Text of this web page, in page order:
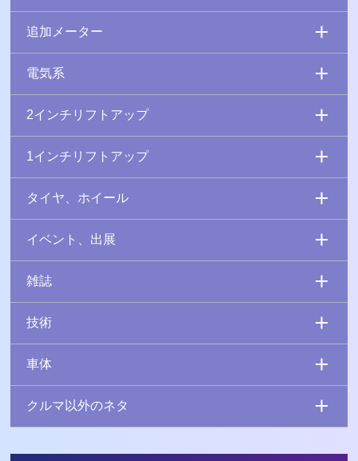
追加メーター
電気系
2インチリフトアップ
1インチリフトアップ
タイヤ、ホイール
イベント、出展
雑誌
技術
車体
クルマ以外のネタ